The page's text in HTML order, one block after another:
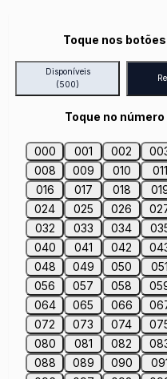
Toque nos
Disponíveis
(500)
Toque no
000 001 002
008
009 010 011
016
017 018
024
025 026
032
033 034
040
041 042
048
049 050 051
056
057 058
064
065 066
072
073 074
080
081 082
088
089 090